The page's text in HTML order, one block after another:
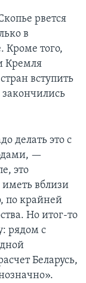
рвется
в
Кроме того,
Кремля
вступить
делать это с
—
это
вблизи
по крайней
Но итог-то
рядом с
Беларусь,